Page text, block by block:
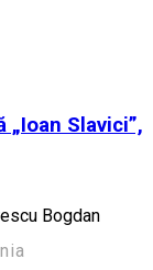
Slavici”,
Bogdan